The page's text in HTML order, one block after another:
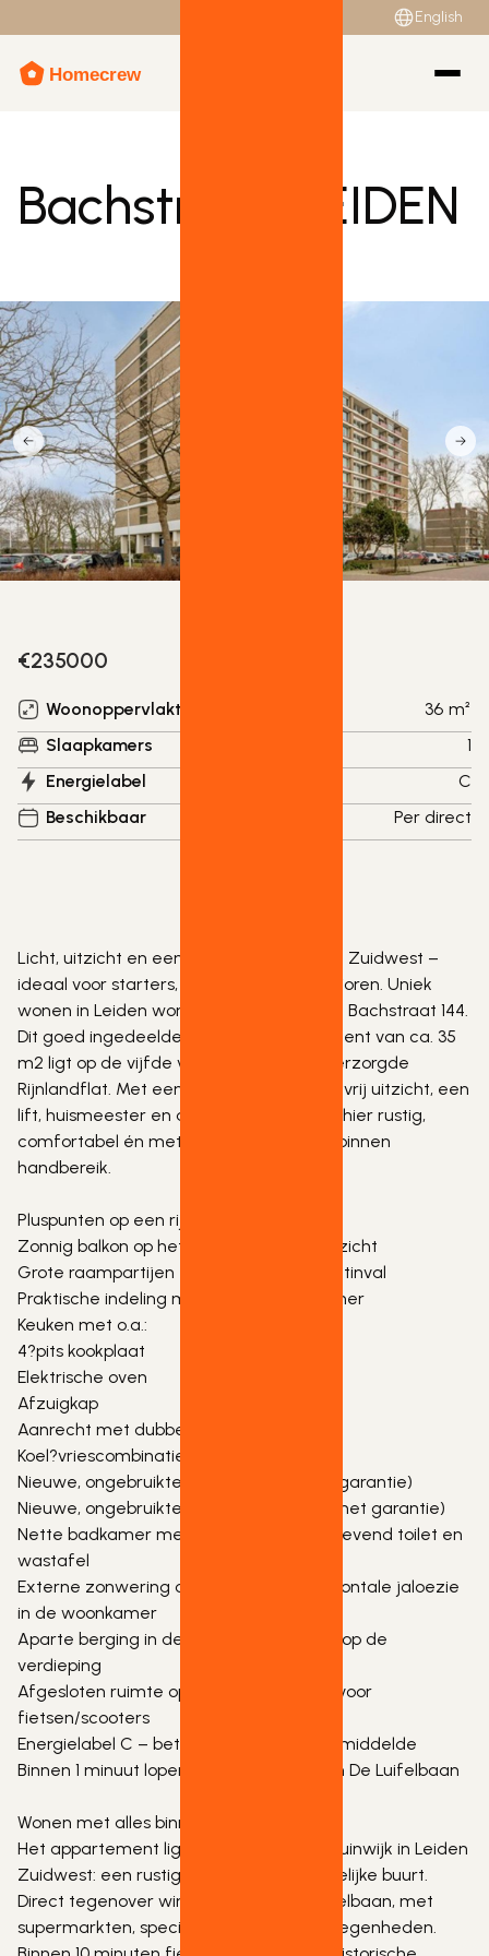
English
Bachstraat, LEIDEN
€235000
Woonoppervlakte 36 m²
Slaapkamers
1
Energielabel
C
Beschikbaar
Per direct
Licht, uitzicht en een toplocatie in Leiden Zuidwest –
ideaal voor starters, een jong stel of senioren. Uniek
wonen in Leiden wordt werkelijkheid aan Bachstraat 144.
Dit goed ingedeelde 2?kamer appartement van ca. 35
m2 ligt op de vijfde verdieping van de verzorgde
Rijnlandflat. Met een zonnig westbalkon, vrij uitzicht, een
lift, huismeester en actieve VvE woont u hier rustig,
comfortabel én met alle voorzieningen binnen
handbereik.
Pluspunten op een rij:
Zonnig balkon op het westen met vrij uitzicht
Grote raampartijen zorgen voor veel lichtinval
Praktische indeling met aparte slaapkamer
Keuken met o.a.:
4?pits kookplaat
Elektrische oven
Afzuigkap
Aanrecht met dubbele spoelbak
Koel?vriescombinatie
Nieuwe, ongebruikte wasmachine (met garantie)
Nieuwe, ongebruikte elektrische boiler (met garantie)
Nette badkamer met douchecabine, zwevend toilet en
wastafel
Externe zonwering op het balkon + horizontale jaloezie
in de woonkamer
Aparte berging in de kelder + extra kast op de
verdieping
Afgesloten ruimte op de begane grond voor
fietsen/scooters
Energielabel C – beter dan het straatgemiddelde
Binnen 1 minuut lopen van winkelcentrum De Luifelbaan
Wonen met alles binnen handbereik:
Het appartement ligt in de geliefde Fortuinwijk in Leiden
Zuidwest: een rustige, groene en vriendelijke buurt.
Direct tegenover winkelcentrum De Luifelbaan, met
supermarkten, speciaalzaken en eetgelegenheden.